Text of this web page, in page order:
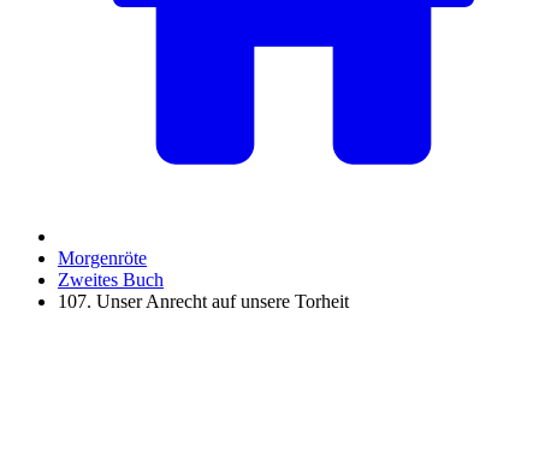
Morgenröte
Zweites Buch
107. Unser Anrecht auf unsere Torheit